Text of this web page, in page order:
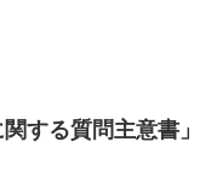
する質問主意書」